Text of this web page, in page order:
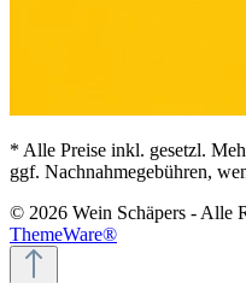
* Alle Preise inkl. gesetzl.
ggf. Nachnahmegebühren,
© 2026 Wein Schäpers - Alle
ThemeWare®